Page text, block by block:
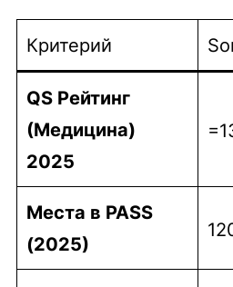
Критерий
QS Рейтинг
(Медицина)
2025
Места в PASS
(2025)